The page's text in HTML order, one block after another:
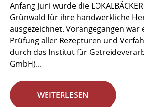
Anfang Juni wurde die
Grünwald für ihre handwerkliche
ausgezeichnet. Vorangegangen war
Prüfung aller Rezepturen und
durch das Institut für
GmbH)...
WEITERLESEN